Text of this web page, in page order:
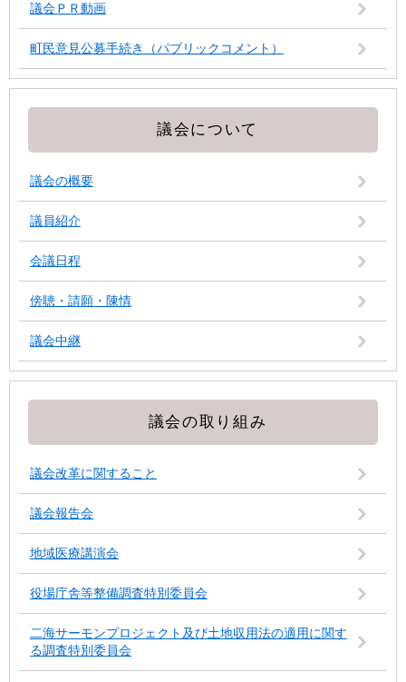
議会ＰＲ動画
町民意見公募手続き（パブリックコメント）
議会について
議会の概要
議員紹介
会議日程
傍聴・請願・陳情
議会中継
議会の取り組み
議会改革に関すること
議会報告会
地域医療講演会
役場庁舎等整備調査特別委員会
二海サーモンプロジェクト及び土地収用法の適用に関す
る調査特別委員会